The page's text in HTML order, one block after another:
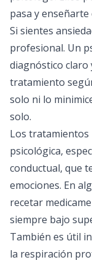
pasa y
Si sientes
profesional. Un
diagnóstico
tratamiento
solo ni lo
solo.
Los tratamientos
psicológica,
conductual, que
emociones. En
recetar
siempre bajo
También es útil
la respiración